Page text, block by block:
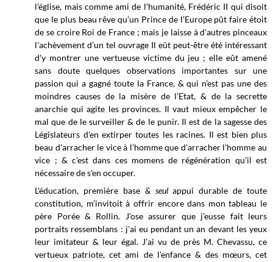
l'église, mais comme ami de l'humanité, Frédéric II qui disoit
que le plus beau rêve qu’un Prince de l’Europe pût faire étoit
de se croire Roi de France ; mais je laisse à d'autres pinceaux
l'achèvement d’un tel ouvrage Il eût peut-être été intéressant
d'y montrer une vertueuse victime du jeu ; elle eût amené
sans doute quelques observations importantes sur une
passion qui a gagné toute la France, & qui n’est pas une des
moindres causes de la misère de l’Etat, & de la secrette
anarchie qui agite les provinces. Il vaut mieux empêcher le
mal que de le surveiller & de le punir. Il est de la sagesse des
Législateurs d'en extirper toutes les racines. Il est bien plus
beau d'arracher le vice à l'homme que d'arracher l'homme au
vice ; & c’est dans ces momens de régénération qu'il est
nécessaire de s’en occuper.
L'éducation, première base & seulappui durable de toute
constitution, m’invitoit à offrir encore dans mon tableau le
père Porée & Rollin. J'ose assurer que j’eusse fait leurs
portraits ressemblans : j'ai eu pendant un an devant les yeux
leur imitateur & leur égal. J’ai vu de près M. Chevassu, ce
vertueux patriote, cet ami de l’enfance & des mœurs, cet